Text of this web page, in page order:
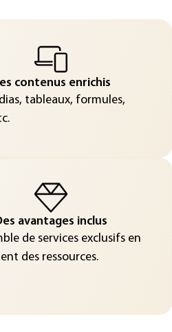
contenus enrichis
tableaux, formules,
avantages inclus
de services exclusifs en
des ressources.